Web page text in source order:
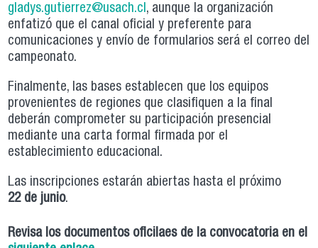
gladys.gutierrez@usach.cl, aunque la organización
enfatizó que el canal oficial y preferente para
comunicaciones y envío de formularios será el correo del
campeonato.
Finalmente, las bases establecen que los equipos
provenientes de regiones que clasifiquen a la final
deberán comprometer su participación presencial
mediante una carta formal firmada por el
establecimiento educacional.
Las inscripciones estarán abiertas hasta el próximo
22 de junio.
Revisa los documentos oficilaes de la convocatoria en el